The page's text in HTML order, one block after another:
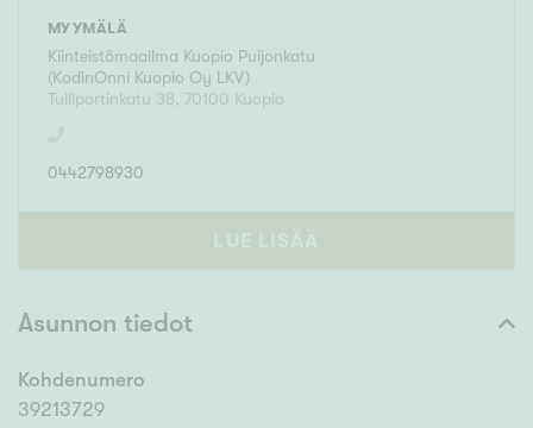
MYYMÄLÄ
Kiinteistömaailma Kuopio Puijonkatu
(KodinOnni Kuopio Oy LKV)
Tulliportinkatu 38, 70100 Kuopio
0442798930
LUE LISÄÄ
Asunnon tiedot
Kohdenumero
39213729